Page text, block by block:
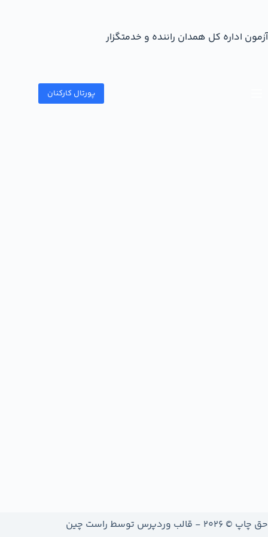
پورتال کارکنان
آزمون اداره کل همدان راننده و خدمتگزار
حق چاپ © 2026 - قالب وردپرس توسط راست چین